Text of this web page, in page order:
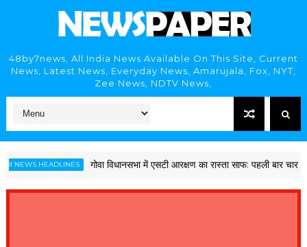
48by7news, All India News Available On This Site, Current
News, Latest News, Everyday News, Amarujala, Fox, NYT,
Zee News, NDTV News,
NEWS HEADLINES गोवा विधानसभा में एसटी आरक्षण का रास्ता साफ: पहली बार चार